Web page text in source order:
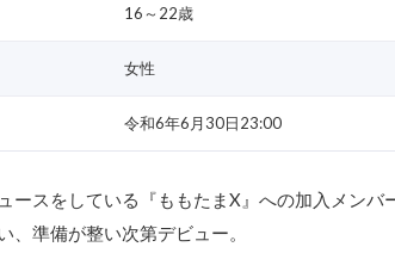
16～22歳
女性
令和6年6月30日23:00
ースをしている『ももたまX』への加入メン
、準備が整い次第デビュー。